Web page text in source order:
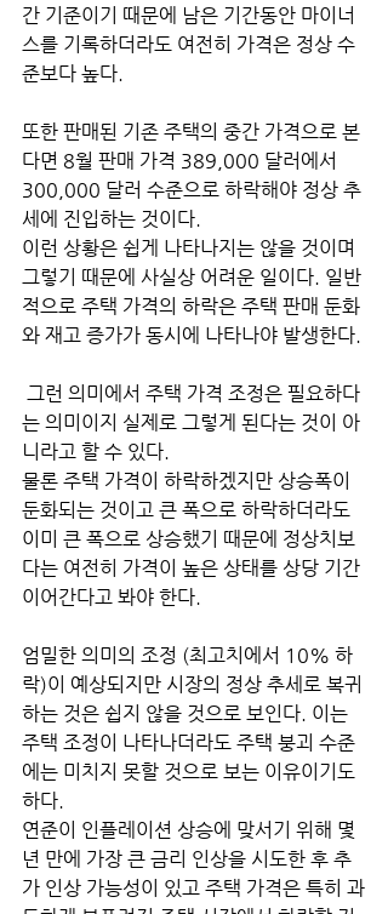
간 기준이기 때문에 남은 기간동안 마이너
스를 기록하더라도 여전히 가격은 정상 수
준보다 높다.
또한 판매된 기존 주택의 중간 가격으로 본
다면 8월 판매 가격 389,000 달러에서
300,000 달러 수준으로 하락해야 정상 추
세에 진입하는 것이다.
이런 상황은 쉽게 나타나지는 않을 것이며
그렇기 때문에 사실상 어려운 일이다. 일반
적으로 주택 가격의 하락은 주택 판매 둔화
와 재고 증가가 동시에 나타나야 발생한다.
는 의미이지 실제로 그렇게 된다는 것이 아
니라고 할 수 있다.
물론 주택 가격이 하락하겠지만 상승폭이
둔화되는 것이고 큰 폭으로 하락하더라도
이미 큰 폭으로 상승했기 때문에 정상치보
다는 여전히 가격이 높은 상태를 상당 기간
이어간다고 봐야 한다.
엄밀한 의미의 조정 (최고치에서 10% 하
락)이 예상되지만 시장의 정상 추세로 복귀
하는 것은 쉽지 않을 것으로 보인다. 이는
주택 조정이 나타나더라도 주택 붕괴 수준
에는 미치지 못할 것으로 보는 이유이기도
하다.
연준이 인플레이션 상승에 맞서기 위해 몇
년 만에 가장 큰 금리 인상을 시도한 후 추
가 인상 가능성이 있고 주택 가격은 특히 과